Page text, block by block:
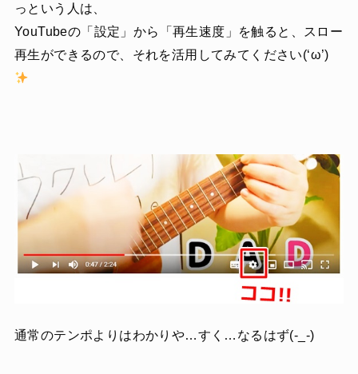
っという人は、
YouTubeの「設定」から「再生速度」を触ると、スロー
再生ができるので、それを活用してみてください(‘ω’)
通常のテンポよりはわかりや…すく…なるはず(-_-)